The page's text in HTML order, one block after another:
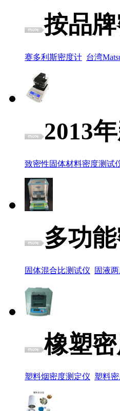
按品
赛多利斯密度计 台湾
2013
致密性固体材料密度测试
多功
固体混合比测试仪 固液
橡塑
塑料烟密度测定仪 塑料